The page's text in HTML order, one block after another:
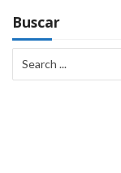
Buscar
for: